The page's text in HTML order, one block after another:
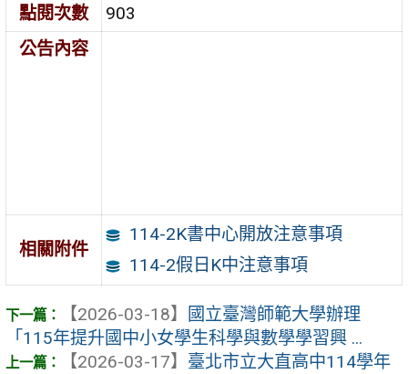
點閱次數
903
公告內容
相關附件
114-2K書中心開放注意事項
114-2假日K中注意事項
【2026-03-18】
國立臺灣師範大學辦理
「115年提升國中小女學生科學與數學學習興 ...
【2026-03-17】 臺北市立大直高中114學年